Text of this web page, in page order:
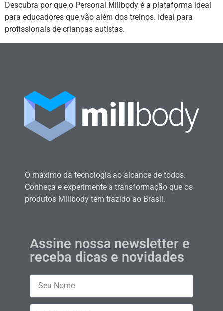
Descubra por que o Personal Millbody é a plataforma ideal
para educadores que vão além dos treinos. Ideal para
profissionais de crianças autistas.
O máximo da tecnologia ao alcance de todos.
Conheça e experimente a transformação que os
produtos Millbody tem trazido ao Brasil.
Assine nossa newsletter e
receba dicas e novidades